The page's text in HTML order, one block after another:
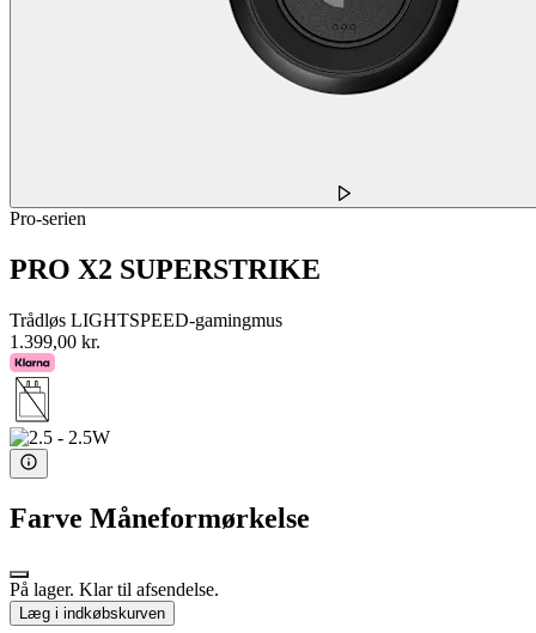
Pro-serien
PRO X2 SUPERSTRIKE
Trådløs LIGHTSPEED-gamingmus
1.399,00 kr.
Farve Måneformørkelse
På lager. Klar til afsendelse.
Læg i indkøbskurven